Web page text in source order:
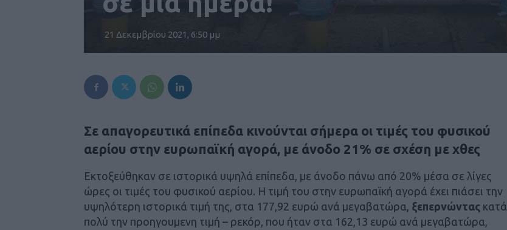
21 Δεκεμβρίου 2021, 6:50 μμ
Σε απαγορευτικά επίπεδα κινούνται σήμερα οι τιμές του φυσικού
αερίου στην ευρωπαϊκή αγορά, με άνοδο 21% σε σχέση με χθες
Εκτοξεύθηκαν σε ιστορικά υψηλά επίπεδα, με άνοδο πάνω από 20% μέσα σε λίγες
ώρες οι τιμές του φυσικού αερίου. Η τιμή του στην ευρωπαϊκή αγορά έχει πιάσει την
υψηλότερη ιστορικά τιμή της, στα 177,92 ευρώ ανά μεγαβατώρα, ξεπερνώντας κατά
πολύ την προηγουμενη τιμή – ρεκόρ, που ήταν στα 162,13 ευρώ ανά μεγαβατώρα,